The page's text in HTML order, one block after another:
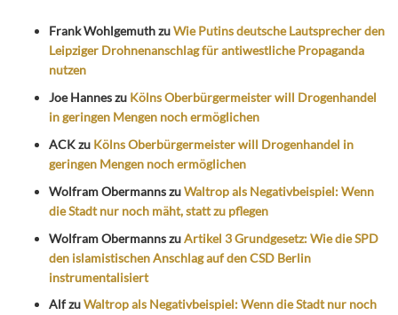
Frank WohlgemuthzuWie Putins deutsche Lautsprecher den
Leipziger Drohnenanschlag für antiwestliche Propaganda
nutzen
Joe Hanneszu Kölns Oberbürgermeister will Drogenhandel
in geringen Mengen noch ermöglichen
ACKzu Kölns Oberbürgermeister will Drogenhandel in
geringen Mengen noch ermöglichen
Wolfram ObermannszuWaltrop als Negativbeispiel: Wenn
die Stadt nur noch mäht, statt zu pflegen
Wolfram ObermannszuArtikel 3 Grundgesetz: Wie die SPD
den islamistischen Anschlag auf den CSD Berlin
instrumentalisiert
AlfzuWaltrop als Negativbeispiel: Wenn die Stadt nur noch